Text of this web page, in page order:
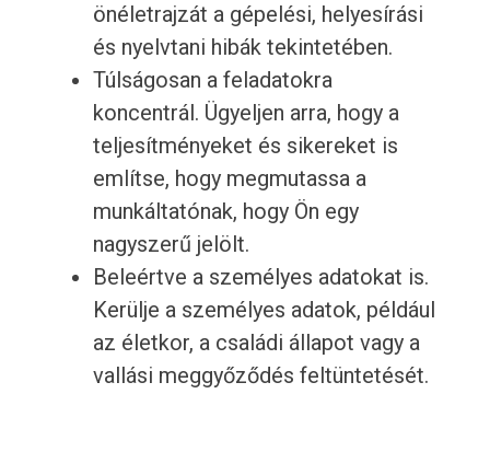
önéletrajzát a gépelési, helyesírási
és nyelvtani hibák tekintetében.
Túlságosan a feladatokra
koncentrál. Ügyeljen arra, hogy a
teljesítményeket és sikereket is
említse, hogy megmutassa a
munkáltatónak, hogy Ön egy
nagyszerű jelölt.
Beleértve a személyes adatokat is.
Kerülje a személyes adatok, például
az életkor, a családi állapot vagy a
vallási meggyőződés feltüntetését.